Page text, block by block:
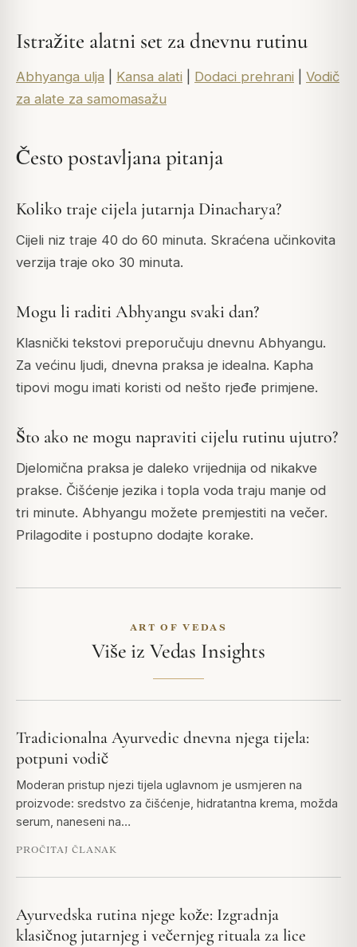
Istražite alatni set za dnevnu rutinu
Abhyanga ulja Kansa alati Dodaci prehrani
Vodič
za alate za samomasažu
Često postavljana pitanja
Koliko traje cijela jutarnja Dinacharya?
Cijeli niz traje 40 do 60 minuta. Skraćena učinkovita
verzija traje oko 30 minuta.
Mogu li raditi Abhyangu svaki dan?
Klasnički tekstovi preporučuju dnevnu Abhyangu.
Za većinu ljudi, dnevna praksa je idealna. Kapha
tipovi mogu imati koristi od nešto rjeđe primjene.
Što ako ne mogu napraviti cijelu rutinu ujutro?
Djelomična praksa je daleko vrijednija od nikakve
prakse. Čišćenje jezika i topla voda traju manje od
tri minute. Abhyangu možete premjestiti na večer.
Prilagodite i postupno dodajte korake.
ART OF VEDAS
Više iz Vedas Insights
Tradicionalna Ayurvedic dnevna njega tijela:
potpuni vodič
Moderan pristup njezi tijela uglavnom je usmjeren na
proizvode: sredstvo za čišćenje, hidratantna krema, možda
serum, naneseni na…
PROČITAJ ČLANAK
Ayurvedska rutina njege kože: Izgradnja
klasičnog jutarnjeg i večernjeg rituala za lice